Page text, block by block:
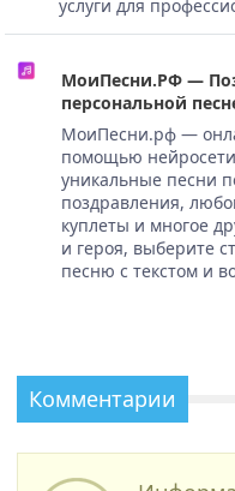
услуги для
МоиПесни.РФ —
персональной
МоиПесни.рф —
помощью нейросети
уникальные песни
поздравления,
куплеты и многое
и героя, выберите
песню с текстом и
Комментарии